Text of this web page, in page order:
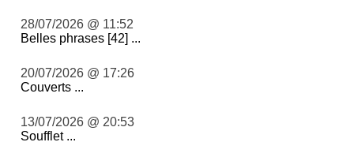
28/07/2026 @ 11:52
Belles phrases [42] ...
20/07/2026 @ 17:26
Couverts ...
13/07/2026 @ 20:53
Soufflet ...